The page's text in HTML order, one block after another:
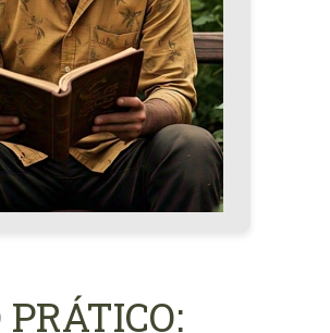
PRÁTICO: